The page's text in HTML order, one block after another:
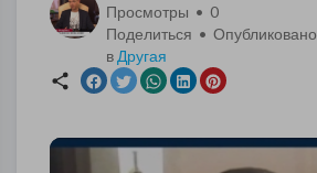
Просмотры • 0
Поделиться • Опубликовано
в Другая